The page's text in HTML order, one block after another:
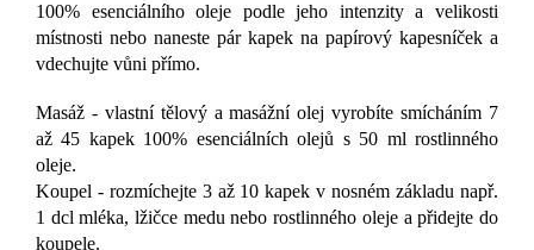
100% esenciálního oleje podle jeho intenzity a velikosti
místnosti nebo naneste pár kapek na papírový kapesníček a
vdechujte vůni přímo.
Masáž - vlastní tělový a masážní olej vyrobíte smícháním 7
až 45 kapek 100% esenciálních olejů s 50 ml rostlinného
oleje.
Koupel - rozmíchejte 3 až 10 kapek v nosném základu např.
1 dcl mléka, lžičce medu nebo rostlinného oleje a přidejte do
koupele.